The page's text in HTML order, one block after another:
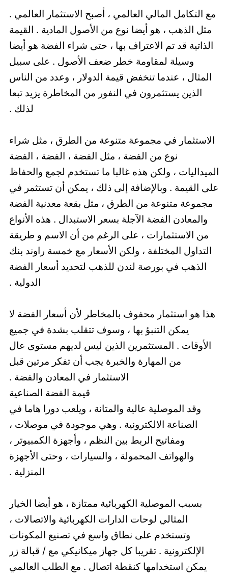
مع التكامل المالي العالمي ، أصبح الاستثمار العالمي .
مثل الذهب ، هو أيضا نوع من الأصول المادية . القيمة
الذاتية قد تم الاعتراف بها ، حتى شراء الفضة هو أيضا
وسيلة لمقاومة خطر ضعف الأصول . على سبيل
المثال ، عندما تنخفض قيمة الدولار ، وعدد من الناس
الذين يستثمرون في النفور من المخاطرة يزيد تبعا
لذلك .
الاستثمار في مجموعة متنوعة من الطرق ، مثل شراء
نوع من الفضة ، مثل الفضة ، الفضة ، الفضة
الميداليات ، ولكن هذه غالبا ما تستخدم لجمع والحفاظ
على القيمة . وبالإضافة إلى ذلك ، يمكن أن تستثمر في
مجموعة متنوعة من الطرق ، مثل بقعة معدنية الفضة
والمعادن الفضة الآجلة بسعر الاستبدال . هذه الأنواع
من الاستثمارات ، على الرغم من أن الاسم و طريقة
التداول المختلفة ، ولكن الأسعار مع خمسة راوند بنك
الذهب في بورصة لندن للذهب لتحديد أسعار الفضة
الدولية .
هذا هو استثمار محفوف بالمخاطر لأن أسعار الفضة لا
يمكن التنبؤ بها ، وسوف تتقلب بشدة في جميع
الأوقات . المستثمرين الذين ليس لديهم مستوى عال
من المهارة والخبرة يجب أن تفكر مرتين قبل
الاستثمار في المعادن والفضة .
قيمة الفضة الصناعية
وقد الموصلية عالية والمتانة ، ويلعب دورا هاما في
الصناعة الالكترونية . وهي موجودة في موصلات ،
ومفاتيح الربط بين النظم ، وأجهزة الكمبيوتر ،
والهواتف المحمولة ، والسيارات ، وحتى الأجهزة
المنزلية .
بسبب الموصلية الكهربائية ممتازة ، هو أيضا الخيار
المثالي لوحات الدارات الكهربائية والاتصالات ،
وتستخدم على نطاق واسع في تصنيع المكونات
الإلكترونية . تقريبا كل جهاز ميكانيكي مع / قبالة زر
يمكن استخدامها كنقطة اتصال . مع الطلب العالمي